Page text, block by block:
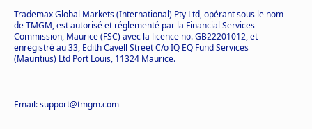
Trademax Global Markets (International) Pty Ltd, opérant sous le nom
de TMGM, est autorisé et réglementé par la Financial Services
Commission, Maurice (FSC) avec la licence no. GB22201012, et
enregistré au 33, Edith Cavell Street C/o IQ EQ Fund Services
(Mauritius) Ltd Port Louis, 11324 Maurice.
Email: support@tmgm.com